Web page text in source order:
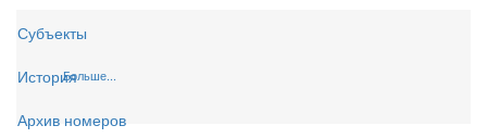
Субъекты
История
Архив номеров
Больше...